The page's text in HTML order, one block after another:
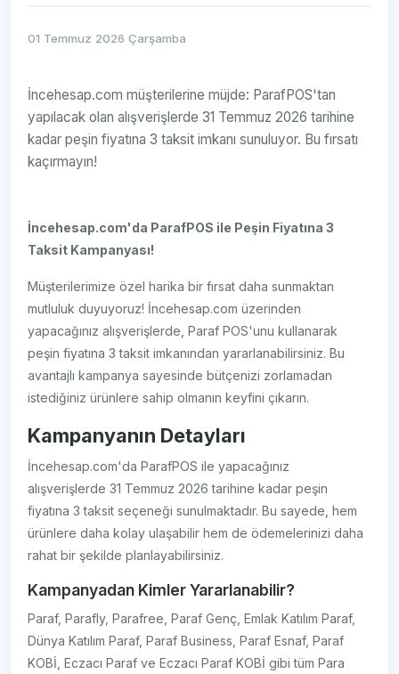
01 Temmuz 2026 Çarşamba
İncehesap.com müşterilerine müjde: ParafPOS'tan
yapılacak olan alışverişlerde 31 Temmuz 2026 tarihine
kadar peşin fiyatına 3 taksit imkanı sunuluyor. Bu fırsatı
kaçırmayın!
İncehesap.com'da ParafPOS ile Peşin Fiyatına 3
Taksit Kampanyası!
Müşterilerimize özel harika bir fırsat daha sunmaktan
mutluluk duyuyoruz! İncehesap.com üzerinden
yapacağınız alışverişlerde, Paraf POS'unu kullanarak
peşin fiyatına 3 taksit imkanından yararlanabilirsiniz. Bu
avantajlı kampanya sayesinde bütçenizi zorlamadan
istediğiniz ürünlere sahip olmanın keyfini çıkarın.
Kampanyanın Detayları
İncehesap.com'da ParafPOS ile yapacağınız
alışverişlerde 31 Temmuz 2026 tarihine kadar peşin
fiyatına 3 taksit seçeneği sunulmaktadır. Bu sayede, hem
ürünlere daha kolay ulaşabilir hem de ödemelerinizi daha
rahat bir şekilde planlayabilirsiniz.
Kampanyadan Kimler Yararlanabilir?
Paraf, Parafly, Parafree, Paraf Genç, Emlak Katılım Paraf,
Dünya Katılım Paraf, Paraf Business, Paraf Esnaf, Paraf
KOBİ, Eczacı Paraf ve Eczacı Paraf KOBİ gibi tüm Para